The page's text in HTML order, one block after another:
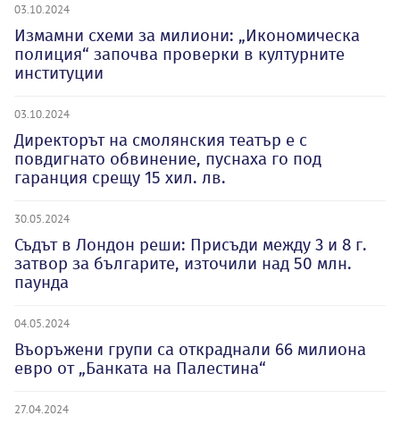
03.10.2024
Измамни схеми за милиони: „Икономическа
полиция“ започва проверки в културните
институции
03.10.2024
Директорът на смолянския театър е с
повдигнато обвинение, пуснаха го под
гаранция срещу 15 хил. лв.
30.05.2024
Съдът в Лондон реши: Присъди между 3 и 8 г.
затвор за българите, източили над 50 млн.
паунда
04.05.2024
Въоръжени групи са откраднали 66 милиона
евро от „Банката на Палестина“
27.04.2024